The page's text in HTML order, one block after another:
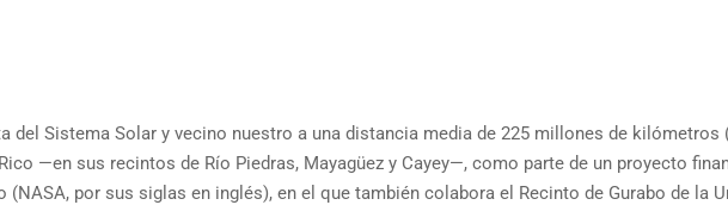
del Sistema Solar y vecino nuestro a una distancia media de 225 millones de
—en sus recintos de Río Piedras, Mayagüez y Cayey—, como parte de un proyecto
(NASA, por sus siglas en inglés), en el que también colabora el Recinto de Gurabo de la